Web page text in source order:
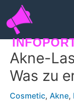
QU6
Akne-
Was zu
Cosmetic, Akne,